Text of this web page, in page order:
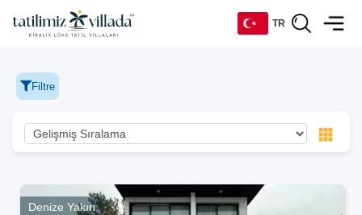
TR
DE
Filtre
Denize Yakın